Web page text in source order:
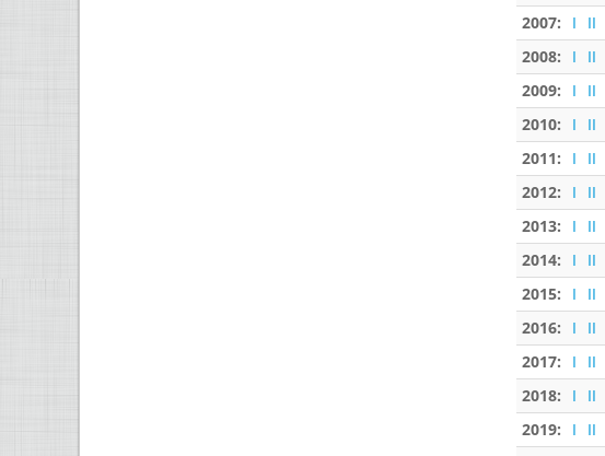
2007:
I II
2008:
I II
2009:
I II
2010:
I II
2011:
I II
2012:
I II
2013:
I II
2014:
I II
2015:
I II
2016:
I II
2017:
I II
2018:
I II
2019:
I II